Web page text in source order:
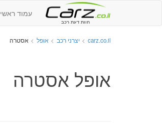
חוות דעת רכב
עמוד ראשי
carz.co.il
> יצרני רכב > אופל > אסטרה
אופל אסטרה